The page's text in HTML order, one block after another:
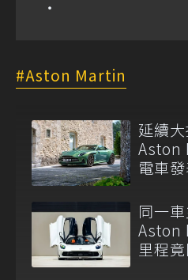
Aston Martin
延續
Aston
電車
同一
Aston
里程